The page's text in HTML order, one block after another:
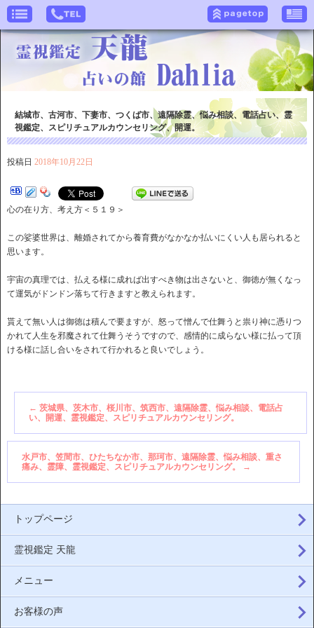
結城市、古河市、下妻市、つくば市、遠隔除霊、悩み相談、電話占い、霊
視鑑定、スピリチュアルカウンセリング、開運。
投稿日 2018年10月22日
心の在り方、考え方＜５１９＞
この娑婆世界は、離婚されてから養育費がなかなか払いにくい人も居られると
思います。
宇宙の真理では、払える様に成れば出すべき物は出さないと、御徳が無くなっ
て運気がドンドン落ちて行きますと教えられます。
貰えて無い人は御徳は積んで要ますが、怒って憎んで仕舞うと祟り神に憑りつ
かれて人生を邪魔されて仕舞うそうですので、感情的に成らない様に払って頂
ける様に話し合いをされて行かれると良いでしょう。
← 茨城県、茨木市、桜川市、筑西市、遠隔除霊、悩み相談、電話占
い、開運、霊視鑑定、スピリチュアルカウンセリング。
水戸市、笠間市、ひたちなか市、那珂市、遠隔除霊、悩み相談、重さ
痛み、霊障、霊視鑑定、スピリチュアルカウンセリング。
→
トップページ
霊視鑑定 天龍
メニュー
お客様の声